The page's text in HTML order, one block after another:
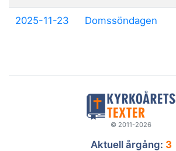
2025-11-23 Domssöndagen
© 2011-2026
Aktuell årgång: 3